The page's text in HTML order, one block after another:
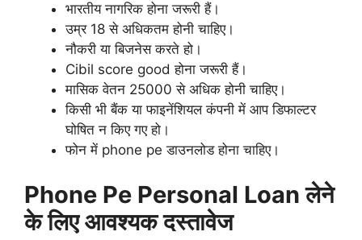
भारतीय नागरिक होना जरूरी हैं।
उम्र 18 से अधिकतम होनी चाहिए।
नौकरी या बिजनेस करते हो।
Cibil score good होना जरूरी हैं।
मासिक वेतन 25000 से अधिक होनी चाहिए।
किसी भी बैंक या फाइनेंशियल कंपनी में आप डिफाल्टर
घोषित न किए गए हो।
फोन में phone pe डाउनलोड होना चाहिए।
Phone Pe Personal Loan लेने
के लिए आवश्यक दस्तावेज